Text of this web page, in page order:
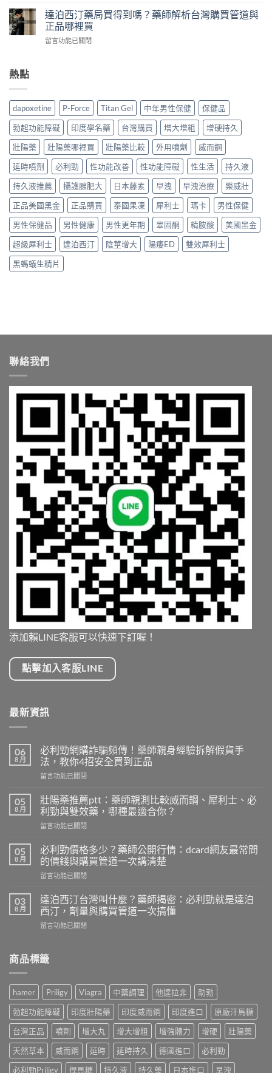
解
假
貨
招
安
全
買
到
正
品〉
中
較
威
鋼、
勁
與
雙
效
藥，
哪
最
適
合
你？〉
中
少？
藥
師
公
友
最
常
問
的
價
與
購
買
管
道
一
次
講
清
楚〉
泊
西
汀
台
師
揭
密：
必
利
勁
是
達
泊
西
汀，
劑
量
與
購
買
達泊西汀藥局買得到嗎？藥師解析台灣購買管道與
正品哪裡買
在
局
買
得
到
嗎？
藥
解
析
台
灣
購
買
管
道
與
正
留言功能已關閉
熱點
dapoxetine P-Force Titan Gel 中年男性保健
保健品
勃起功能障礙
印度學名藥 台灣購買 增大增粗
增硬持久
壯陽藥
壯陽藥哪裡買 壯陽藥比較 外用噴劑
威而鋼
延時噴劑
必利勁 性功能改善 性功能障礙 性生活
持久液
持久液推薦
攝護腺肥大 日本藤素 早洩 早洩治療
樂威壯
正品美國黑金
正品購買 泰國果凍 犀利士 瑪卡
男性保健
男性保健品
男性健康 男性更年期 睪固酮 精胺酸
美國黑金
超級犀利士
達泊西汀 陰莖增大 陽痿ED
雙效犀利士
黑螞蟻生精片
聯絡我們
添加賴LINE客服可以快速下訂喔！
點擊加入客服LINE
最新資訊
06
8 月
必利勁網購詐騙頻傳！藥師親身經驗拆解假貨手
法，教你4招安全買到正品
在
利
勁
網
購
騙
頻
傳！
藥
親
身
驗
假
法，
教
你
4
招
安
全
買
留言功能已關閉
05
8 月
壯陽藥推薦ptt：藥師親測比較威而鋼、犀利士、必
利勁與雙效藥，哪種最適合你？
在
陽
藥
推
薦
藥
師
親
測
威
利
士、
必
利
勁
與
雙
留言功能已關閉
05
8 月
必利勁價格多少？藥師公開行情：dcard網友最常問
的價錢與購買管道一次講清楚
在
利
勁
價
格
藥
開
行
情：
dcard
網
友
最
常
問
留言功能已關閉
03
8 月
達泊西汀台灣叫什麼？藥師揭密：必利勁就是達泊
西汀，劑量與購買管道一次搞懂
在
西
汀
灣
什
麼？
藥
師
揭
密：
必
留言功能已關閉
商品標籤
hamer Priligy Viagra 中藥調理 他達拉非
助勃
勃起功能障礙
印度壯陽藥 印度威而鋼 印度進口
原廠汗馬糖
台灣正品
噴劑 增大丸 增大增粗 增強體力 增硬
壯陽藥
天然草本
威而鋼 延時 延時持久 德國進口
必利勁
必利勁Priligy
悍馬糖 持久液 持久藥 日本進口 早洩